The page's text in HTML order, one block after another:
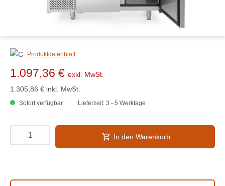
Produktdatenblatt
1.097,36 € exkl. MwSt.
1.305,86 € inkl. MwSt.
Sofort verfügbar Lieferzeit: 3 - 5 Werktage
In den Warenkorb